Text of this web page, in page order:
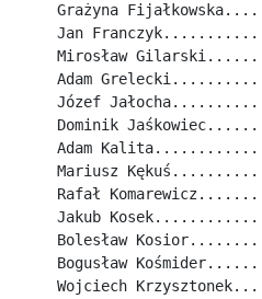
Grażyna
Jan
Mirosław
Adam
Józef
Dominik
Adam
Mariusz
Rafał
Jakub
Bolesław
Bogusław
Wojciech